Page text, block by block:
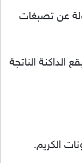
عن تصبغات
الداكنة الناتجة
الكريم.